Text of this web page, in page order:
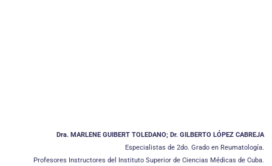
Dra. MARLENE GUIBERT TOLEDANO; Dr. GILBERTO LÓPEZ CABREJA
Especialistas de 2do. Grado en Reumatología.
Profesores Instructores del Instituto Superior de Ciencias Médicas de Cuba.